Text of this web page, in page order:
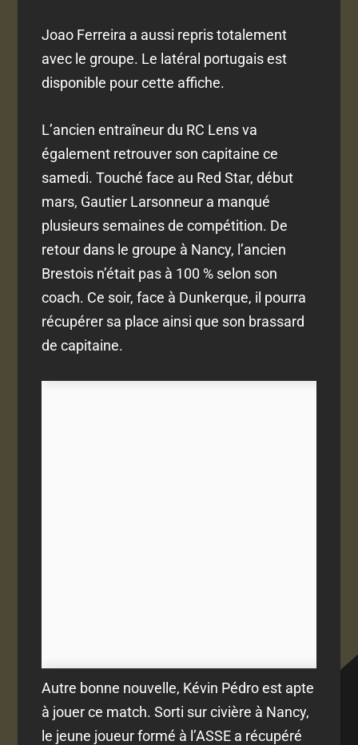
Joao Ferreira a aussi repris totalement
avec le groupe. Le latéral portugais est
disponible pour cette affiche.
L’ancien entraîneur du RC Lens va
également retrouver son capitaine ce
samedi. Touché face au Red Star, début
mars, Gautier Larsonneur a manqué
plusieurs semaines de compétition. De
retour dans le groupe à Nancy, l’ancien
Brestois n’était pas à 100 % selon son
coach. Ce soir, face à Dunkerque, il pourra
récupérer sa place ainsi que son brassard
de capitaine.
Autre bonne nouvelle, Kévin Pédro est apte
à jouer ce match. Sorti sur civière à Nancy,
le jeune joueur formé à l’ASSE a récupéré